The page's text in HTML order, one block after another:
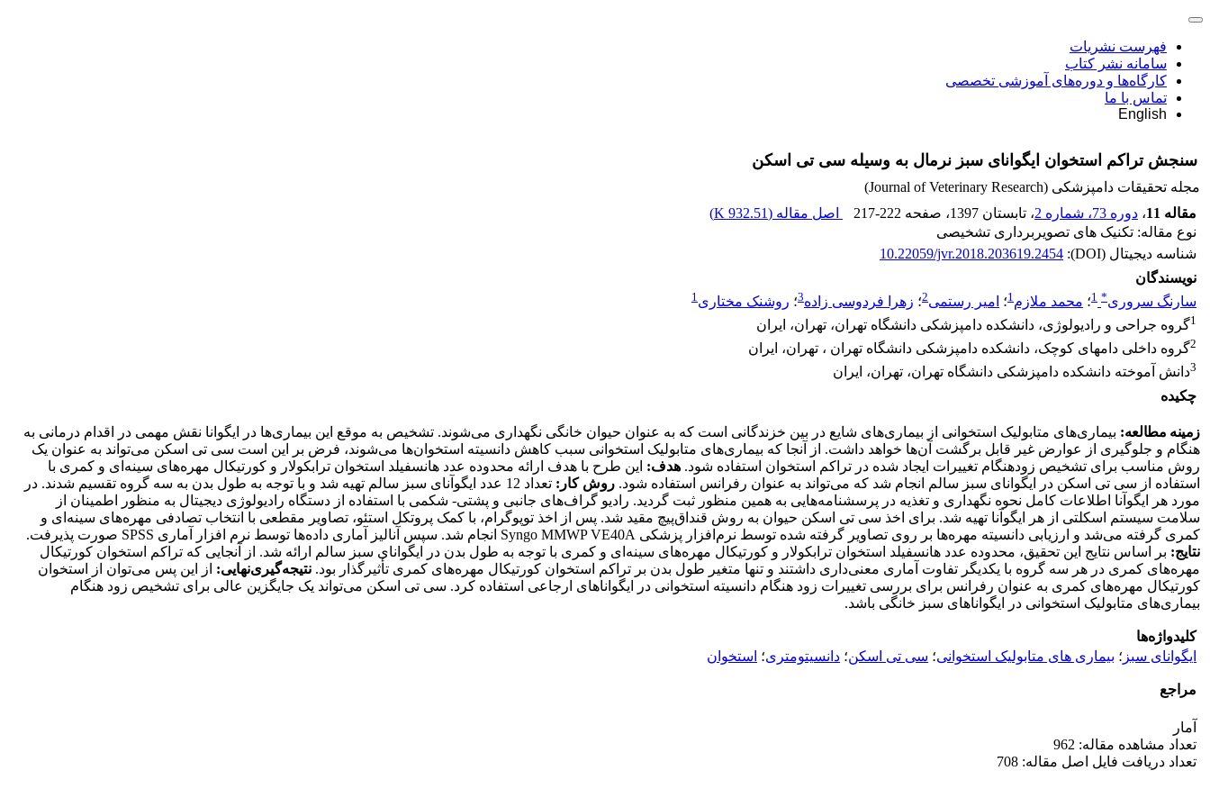
فهرست نشریات
سامانه نشر کتاب
کارگاه‌ها و دوره‌های آموزشی تخصصی
تماس با ما
English
سنجش تراکم استخوان ایگوانای سبز نرمال به وسیله سی تی اسکن
مجله تحقیقات دامپزشکی (Journal of Veterinary Research)
مقاله 11
، دوره 73، شماره 2 ، تابستان 1397 ، صفحه 217-222 اصل مقاله (932.51 K
)
نوع مقاله: تکنیک های تصویربرداری تشخیصی
شناسه دیجیتال (DOI):
10.22059/jvr.2018.203619.2454
نویسندگان
سارنگ سروری*
1؛ محمد ملازم1؛ امیر رستمی2؛ زهرا فردوسی زاده3؛ روشنک مختاری1
1گروه جراحی و رادیولوژی، دانشکده دامپزشکی دانشگاه تهران، تهران، ایران
2گروه داخلی دامهای کوچک، دانشکده دامپزشکی دانشگاه تهران ، تهران، ایران
3دانش آموخته دانشکده دامپزشکی دانشگاه تهران، تهران، ایران
چکیده
زمینه مطالعه: بیماریهای متابولیک استخوانی از بیماریهای شایع در بین خزندگانی است که به عنوان حیوان خانگی نگهداری میشوند. تشخیص به موقع این بیماریها در ایگوانا نقش مهمی در اقدام درمانی به
هنگام و جلوگیری از عوارض غیر قابل برگشت آنها خواهد داشت. از آنجا که بیماریهای متابولیک استخوانی سبب کاهش دانسیته استخوانها میشوند، فرض بر این است سی تی اسکن میتواند به عنوان یک
روش مناسب برای تشخیص زودهنگام تغییرات ایجاد شده در تراکم استخوان استفاده شود. هدف: این طرح با هدف ارائه محدوده عدد هانسفیلد استخوان ترابکولار و کورتیکال مهرههای سینه ای و کمری با
استفاده از سی تی اسکن در ایگوانای سبز سالم انجام شد که میتواند به عنوان رفرانس استفاده شود. روش کار:
تعداد 12 عدد ایگوآنای سبز سالم تهیه شد و با توجه به طول بدن به سه گروه تقسیم شدند. در
مورد هر ایگوآنا اطلاعات کامل نحوه نگهداری و تغذیه در پرسشنامههایی به همین منظور ثبت گردید. رادیو گرافهای جانبی و پشتی- شکمی با استفاده از دستگاه رادیولوژی دیجیتال به منظور اطمینان از
سلامت سیستم اسکلتی از هر ایگوآنا تهیه شد. برای اخذ سی تی اسکن حیوان به روش قنداقپیچ مقید شد. پس از اخذ توپوگرام، با کمک پروتکل استئو، تصاویر مقطعی با انتخاب تصادفی مهرههای سینه ای و
کمری گرفته میشد و ارزیابی دانسیته مهرهها بر روی تصاویر گرفته شده توسط نرم افزار پزشکی Syngo MMWP VE40A انجام شد. سپس آنالیز آماری دادهها توسط نرم افزار آماری SPSS صورت پذیرفت.
نتایج: بر اساس نتایج این تحقیق، محدوده عدد هانسفیلد استخوان ترابکولار و کورتیکال مهرههای سینه ای و کمری با توجه به طول بدن در ایگوانای سبز سالم ارائه شد. از آنجایی که تراکم استخوان کورتیکال
مهرههای کمری در هر سه گروه با یکدیگر تفاوت آماری معنیداری داشتند و تنها متغیر طول بدن بر تراکم استخوان کورتیکال مهرههای کمری تأثیر گذار بود. نتیجهگیرینهایی: از این پس میتوان از استخوان
کورتیکال مهرههای کمری به عنوان رفرانس برای بررسی تغییرات زود هنگام دانسیته استخوانی در ایگواناهای ارجاعی استفاده کرد. سی تی اسکن میتواند یک جایگزین عالی برای تشخیص زود هنگام
بیماریهای متابولیک استخوانی در ایگواناهای سبز خانگی باشد.
کلیدواژه‌ها
ایگوانای سبز ؛ بیماری های متابولیک استخوانی؛ سی تی اسکن؛ دانسیتومتری؛ استخوان
مراجع
آمار
تعداد مشاهده مقاله: 962
تعداد دریافت فایل اصل مقاله: 708